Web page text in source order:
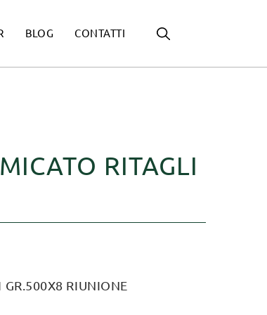
BLOG CONTATTI
RITAGLI
GR.500X8 RIUNIONE